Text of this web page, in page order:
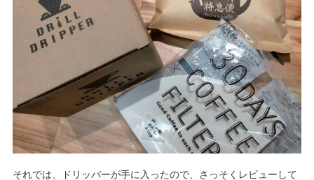
それでは、ドリッパーが手に入ったので、さっそくレビューして